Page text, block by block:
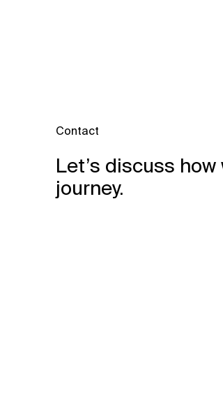
Contact
Let’s discuss
journey.